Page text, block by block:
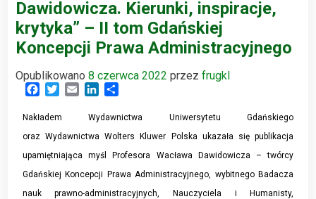
Dawidowicza. Kierunki, inspiracje,
krytyka” – II tom Gdańskiej
Koncepcji Prawa Administracyjnego
Opublikowano 8 czerwca 2022 przez frugkl
Facebook
TwitterEmail LinkedIn
Nakładem Wydawnictwa Uniwersytetu Gdańskiego
oraz Wydawnictwa Wolters Kluwer Polska ukazała się publikacja
upamiętniająca myśl Profesora Wacława Dawidowicza – twórcy
Gdańskiej Koncepcji Prawa Administracyjnego, wybitnego Badacza
nauk prawno-administracyjnych, Nauczyciela i Humanisty,